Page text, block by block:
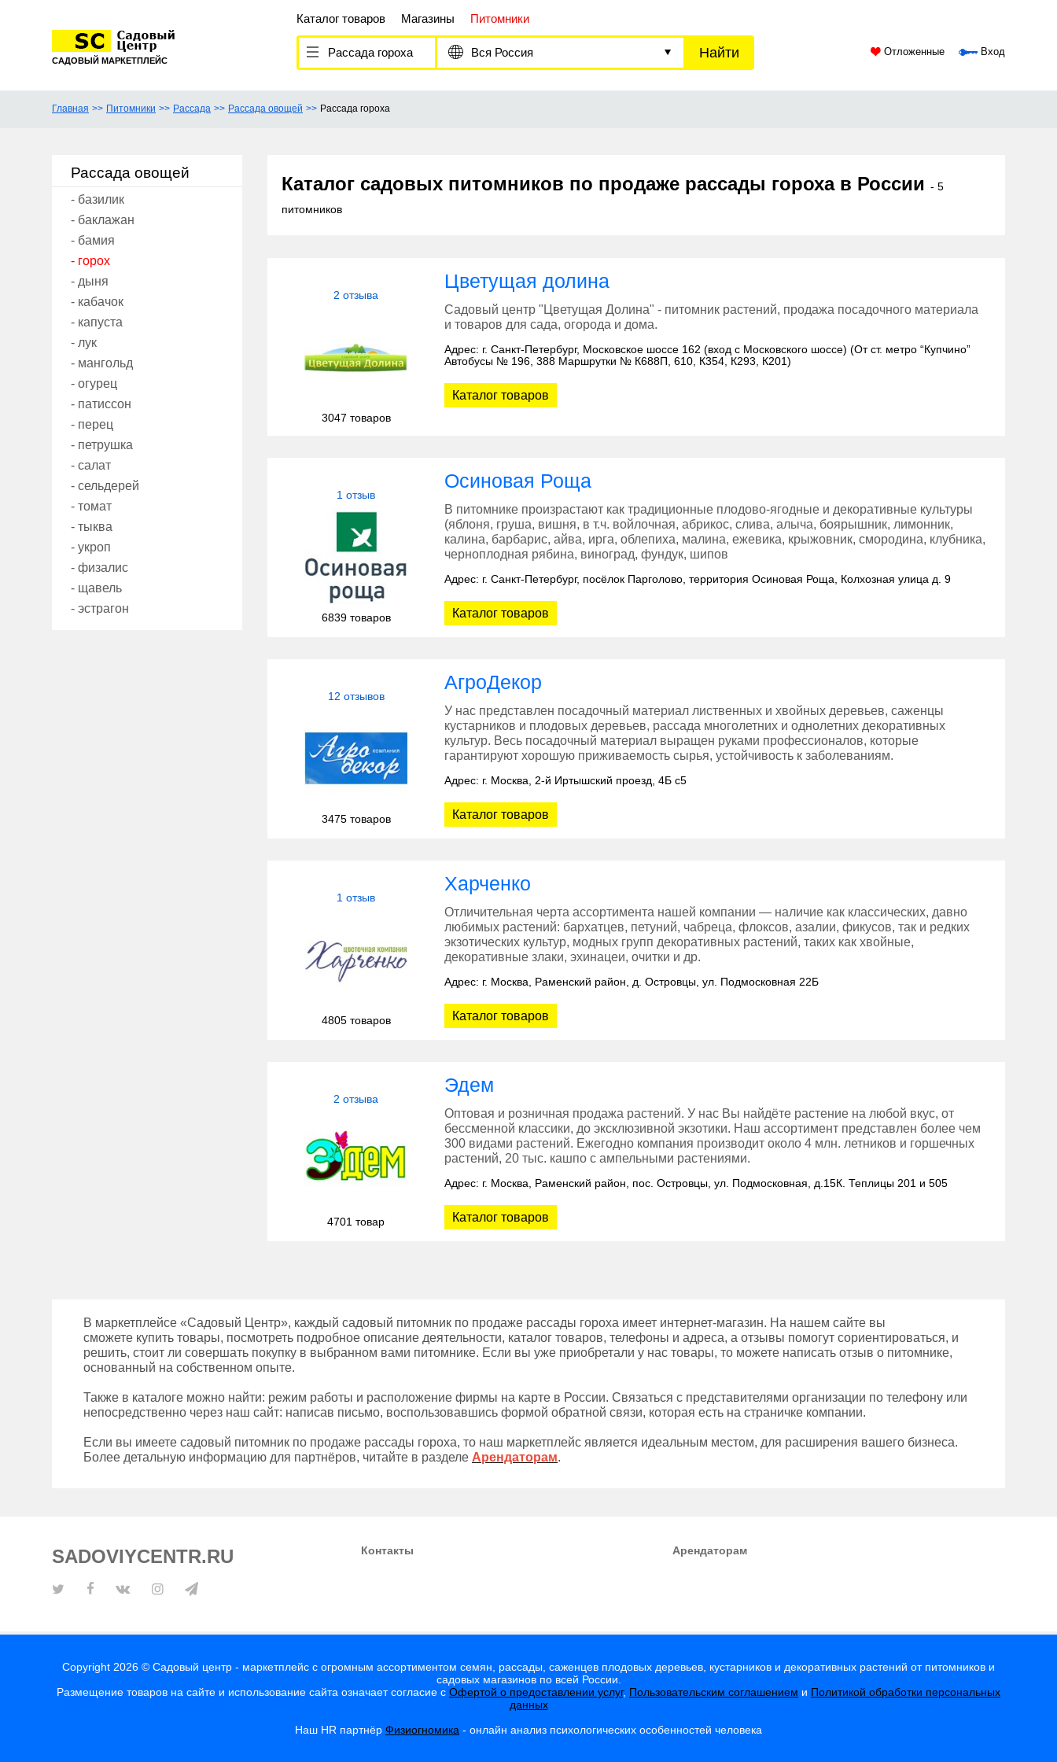
САДОВЫЙ МАРКЕТПЛЕЙС
Каталог товаров Магазины Питомники
Рассада гороха Вся Россия Найти Отложенные Вход
Главная Питомники Рассада Рассада овощей Рассада гороха
Рассада овощей
- базилик
- баклажан
- бамия
- горох
- дыня
- кабачок
- капуста
- лук
- мангольд
- огурец
- патиссон
- перец
- петрушка
- салат
- сельдерей
- томат
- тыква
- укроп
- физалис
- щавель
- эстрагон
Каталог садовых питомников по продаже рассады гороха в России - 5
питомников
2 отзыва
3047 товаров
Цветущая долина
Садовый центр "Цветущая Долина" - питомник растений, продажа посадочного материала
и товаров для сада, огорода и дома.
Адрес: г. Санкт-Петербург, Московское шоссе 162 (вход с Московского шоссе) (От ст. метро “Купчино”
Автобусы № 196, 388 Маршрутки № К688П, 610, К354, К293, К201)
Каталог товаров
1 отзыв
6839 товаров
Осиновая Роща
В питомнике произрастают как традиционные плодово-ягодные и декоративные культуры
(яблоня, груша, вишня, в т.ч. войлочная, абрикос, слива, алыча, боярышник, лимонник,
калина, барбарис, айва, ирга, облепиха, малина, ежевика, крыжовник, смородина, клубника,
черноплодная рябина, виноград, фундук, шипов
Адрес: г. Санкт-Петербург, посёлок Парголово, территория Осиновая Роща, Колхозная улица д. 9
Каталог товаров
12 отзывов
3475 товаров
АгроДекор
У нас представлен посадочный материал лиственных и хвойных деревьев, саженцы
кустарников и плодовых деревьев, рассада многолетних и однолетних декоративных
культур. Весь посадочный материал выращен руками профессионалов, которые
гарантируют хорошую приживаемость сырья, устойчивость к заболеваниям.
Адрес: г. Москва, 2-й Иртышский проезд, 4Б с5
Каталог товаров
1 отзыв
4805 товаров
Харченко
Отличительная черта ассортимента нашей компании — наличие как классических, давно
любимых растений: бархатцев, петуний, чабреца, флоксов, азалии, фикусов, так и редких
экзотических культур, модных групп декоративных растений, таких как хвойные,
декоративные злаки, эхинацеи, очитки и др.
Адрес: г. Москва, Раменский район, д. Островцы, ул. Подмосковная 22Б
Каталог товаров
2 отзыва
4701 товар
Эдем
Оптовая и розничная продажа растений. У нас Вы найдёте растение на любой вкус, от
бессменной классики, до эксклюзивной экзотики. Наш ассортимент представлен более чем
300 видами растений. Ежегодно компания производит около 4 млн. летников и горшечных
растений, 20 тыс. кашпо с ампельными растениями.
Адрес: г. Москва, Раменский район, пос. Островцы, ул. Подмосковная, д.15К. Теплицы 201 и 505
Каталог товаров
В маркетплейсе «Садовый Центр», каждый садовый питомник по продаже рассады гороха имеет интернет-магазин. На нашем сайте вы
сможете купить товары, посмотреть подробное описание деятельности, каталог товаров, телефоны и адреса, а отзывы помогут сориентироваться, и
решить, стоит ли совершать покупку в выбранном вами питомнике. Если вы уже приобретали у нас товары, то можете написать отзыв о питомнике,
основанный на собственном опыте.
Также в каталоге можно найти: режим работы и расположение фирмы на карте в России. Связаться с представителями организации по телефону или
непосредственно через наш сайт: написав письмо, воспользовавшись формой обратной связи, которая есть на страничке компании.
Если вы имеете садовый питомник по продаже рассады гороха, то наш маркетплейс является идеальным местом, для расширения вашего бизнеса.
Более детальную информацию для партнёров, читайте в разделе Арендаторам.
SADOVIYCENTR.RU Контакты Арендаторам
Copyright 2026 © Садовый центр - маркетплейс с огромным ассортиментом семян, рассады, саженцев плодовых деревьев, кустарников и декоративных растений от питомников и
садовых магазинов по всей России.
Размещение товаров на сайте и использование сайта означает согласие с Офертой о предоставлении услуг, Пользовательским соглашением и Политикой обработки персональных
данных
Наш HR партнёр Физиогномика - онлайн анализ психологических особенностей человека